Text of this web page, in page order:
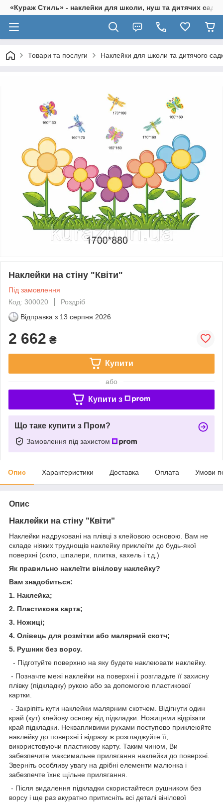
«Кураж Стиль» - наклейки для школи, нуш та дитячих
Товари та послуги Наклейки для школи та дитячого
Наклейки на стіну "Квіти"
Під замовлення
Код: 300020
Роздріб
Відправка з 13 серпня 2026
2 662 ₴
Купити
або
Купити з
Що таке купити з Пром?
Замовлення під захистом
Опис Характеристики Доставка Оплата Умови
Опис
Наклейки на стіну "Квіти"
Наклейки надруковані на плівці з клейовою основою. Вам не
складе ніяких труднощів наклейку приклеїти до будь-якої
поверхні (скло, шпалери, плитка, кахель і т.д.)
Як правильно наклеїти вінілову наклейку?
Вам знадобиться:
1. Наклейка;
2. Пластикова карта;
3. Ножиці;
4. Олівець для розмітки або малярний скотч;
5. Рушник без ворсу.
- Підготуйте поверхню на яку будете наклеювати наклейку.
- Позначте межі наклейки на поверхні і розгладьте її захисну
плівку (підкладку) рукою або за допомогою пластикової
картки.
- Закріпіть кути наклейки малярним скотчем. Відігнути один
край (кут) клейову основу від підкладки. Ножицями відрізати
край підкладки. Неквапливими рухами поступово приклеюйте
наклейку до поверхні і відразу ж розгладжуйте її,
використовуючи пластикову карту. Таким чином, Ви
забезпечите максимальне прилягання наклейки до поверхні.
Зверніть особливу увагу на дрібні елементи малюнка і
забезпечте їхнє щільне прилягання.
- Після видалення підкладки скористайтеся рушником без
ворсу і ще раз акуратно притисніть всі деталі вінілової